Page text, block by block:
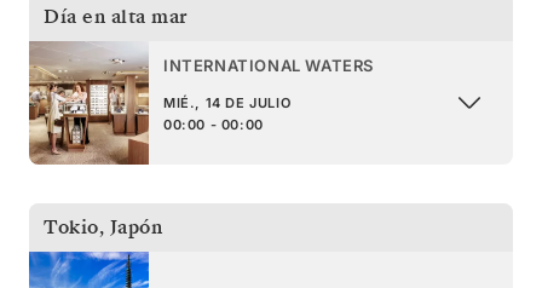
Día en alta mar
INTERNATIONAL WATERS
MIÉ., 14 DE JULIO
00:00 - 00:00
Tokio, Japón